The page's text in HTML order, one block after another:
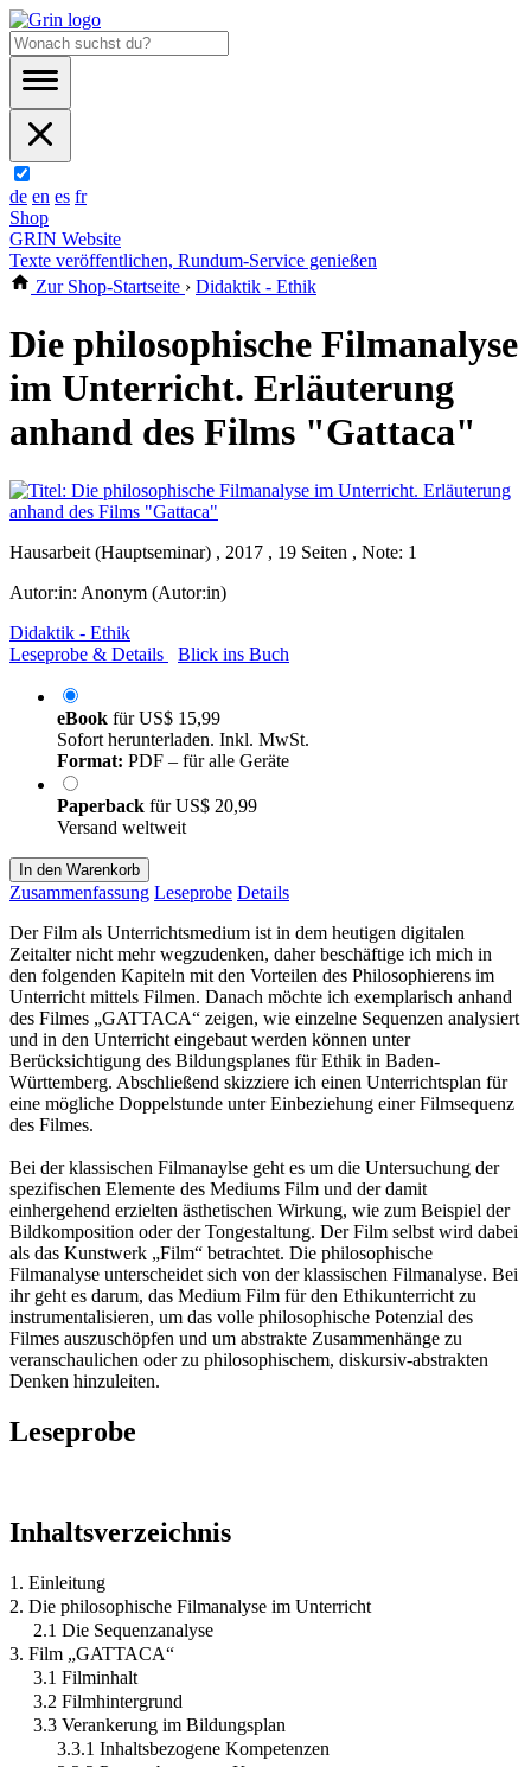
de en es fr
Shop
GRIN Website
Texte veröffentlichen, Rundum-Service genießen
Zur Shop-Startseite › Didaktik - Ethik
Die philosophische Filmanalyse
im Unterricht. Erläuterung
anhand des Films "Gattaca"
Hausarbeit (Hauptseminar) , 2017 , 19 Seiten , Note: 1
Autor:in: Anonym (Autor:in)
Didaktik - Ethik
Leseprobe & Details
Blick ins Buch
eBook fürUS$ 15,99
Sofort herunterladen. Inkl. MwSt.
Format: PDF – für alle Geräte
Paperback fürUS$ 20,99
Versand weltweit
In den Warenkorb
Zusammenfassung Leseprobe Details
Der Film als Unterrichtsmedium ist in dem heutigen digitalen
Zeitalter nicht mehr wegzudenken, daher beschäftige ich mich in
den folgenden Kapiteln mit den Vorteilen des Philosophierens im
Unterricht mittels Filmen. Danach möchte ich exemplarisch anhand
des Filmes „GATTACA“ zeigen, wie einzelne Sequenzen analysiert
und in den Unterricht eingebaut werden können unter
Berücksichtigung des Bildungsplanes für Ethik in Baden-
Württemberg. Abschließend skizziere ich einen Unterrichtsplan für
eine mögliche Doppelstunde unter Einbeziehung einer Filmsequenz
des Filmes.
Bei der klassischen Filmanaylse geht es um die Untersuchung der
spezifischen Elemente des Mediums Film und der damit
einhergehend erzielten ästhetischen Wirkung, wie zum Beispiel der
Bildkomposition oder der Tongestaltung. Der Film selbst wird dabei
als das Kunstwerk „Film“ betrachtet. Die philosophische
Filmanalyse unterscheidet sich von der klassischen Filmanalyse. Bei
ihr geht es darum, das Medium Film für den Ethikunterricht zu
instrumentalisieren, um das volle philosophische Potenzial des
Filmes auszuschöpfen und um abstrakte Zusammenhänge zu
veranschaulichen oder zu philosophischem, diskursiv-abstrakten
Denken hinzuleiten.
Leseprobe
Inhaltsverzeichnis
1. Einleitung
2. Die philosophische Filmanalyse im Unterricht
2.1 Die Sequenzanalyse
3. Film „GATTACA“
3.1 Filminhalt
3.2 Filmhintergrund
3.3 Verankerung im Bildungsplan
3.3.1 Inhaltsbezogene Kompetenzen